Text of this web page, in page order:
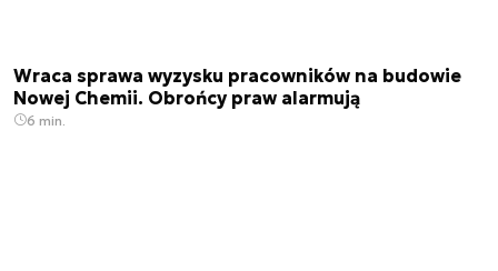
Wraca sprawa wyzysku pracowników na budowie
Nowej Chemii. Obrońcy praw alarmują
6 min.